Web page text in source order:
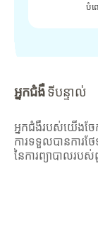
បំព
អ្នកជំងឺទីបន្ទាល់
អ្នកជំងឺរបស់យើងច
ការទទួលបានការ
នៃការព្យាបាលរប